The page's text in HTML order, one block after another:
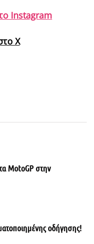
Instagram
X
MotoGP στην
οδήγησης!